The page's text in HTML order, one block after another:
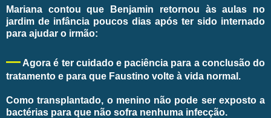
Mariana contou que Benjamin retornou às aulas no
jardim de infância poucos dias após ter sido internado
para ajudar o irmão:
— Agora é ter cuidado e paciência para a conclusão do
tratamento e para que Faustino volte à vida normal.
Como transplantado, o menino não pode ser exposto a
bactérias para que não sofra nenhuma infecção.